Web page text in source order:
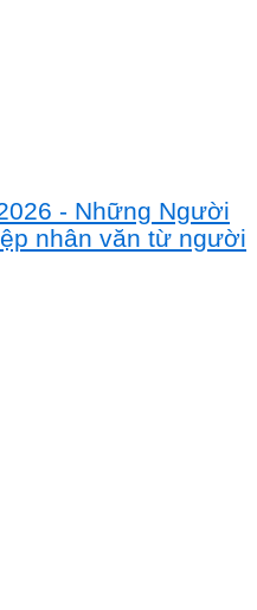
- Những Người
nhân văn từ người